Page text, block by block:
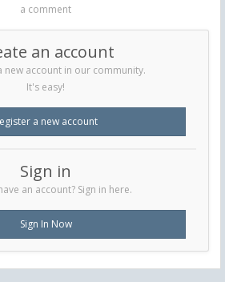
a comment
an account
new account in our community.
It's easy!
a new account
Sign in
an account? Sign in here.
Sign In Now